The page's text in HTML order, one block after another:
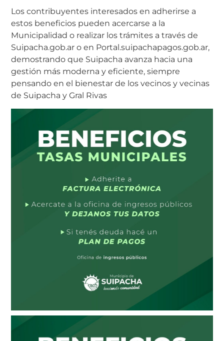
Los contribuyentes interesados en adherirse a
estos beneficios pueden acercarse a la
Municipalidad o realizar los trámites a través de
Suipacha.gob.ar o en Portal.suipachapagos.gob.ar,
demostrando que Suipacha avanza hacia una
gestión más moderna y eficiente, siempre
pensando en el bienestar de los vecinos y vecinas
de Suipacha y Gral Rivas